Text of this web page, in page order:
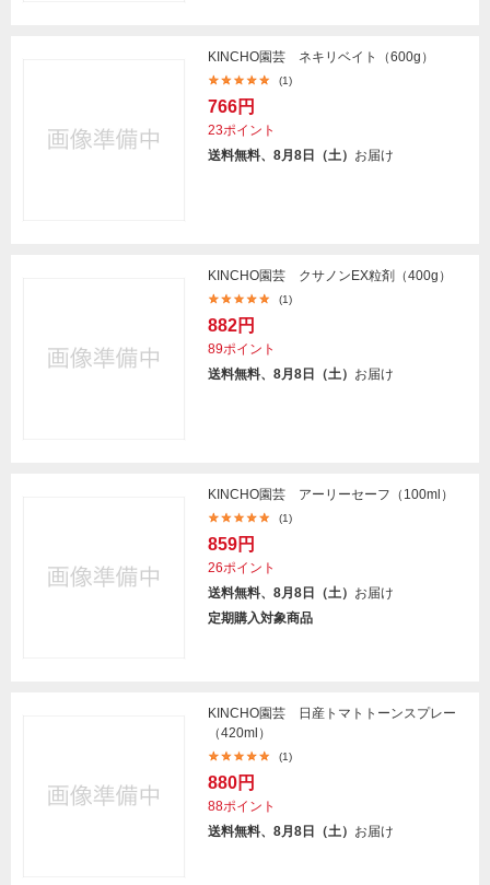
KINCHO園芸 ネキリベイト（600g）
(1)
766円
23ポイント
送料無料、8月8日（土） お届け
KINCHO園芸 クサノンEX粒剤（400g）
(1)
882円
89ポイント
送料無料、8月8日（土） お届け
KINCHO園芸 アーリーセーフ（100ml）
(1)
859円
26ポイント
送料無料、8月8日（土） お届け
定期購入対象商品
KINCHO園芸 日産トマトトーンスプレー
（420ml）
(1)
880円
88ポイント
送料無料、8月8日（土） お届け